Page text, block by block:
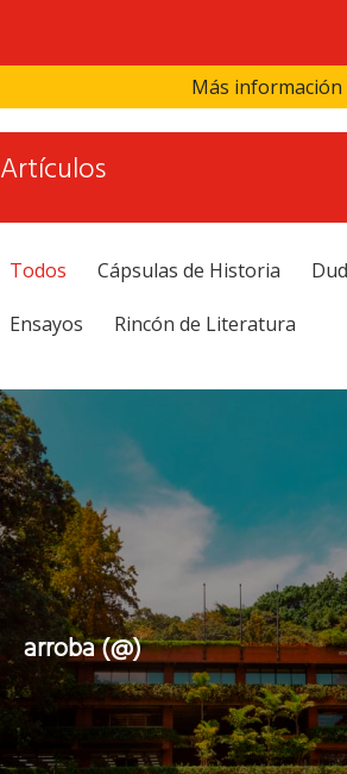
Más información
Artículos
Todos Cápsulas de Historia
Ensayos Rincón de Literatura
arroba (@)